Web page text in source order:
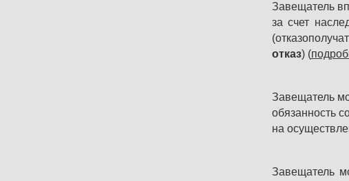
Завещатель
за счет
отказ) (
Завещатель
обязанность
на
Завещатель